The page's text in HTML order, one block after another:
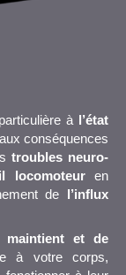
à l’état
conséquences
troubles neuro-
locomoteuren
de l’influx
maintient et de
à votre corps,